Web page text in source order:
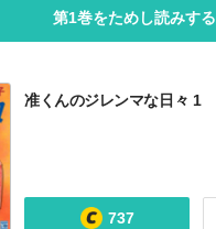
第1巻をためし読みする
准くんのジレンマな日々 1
737